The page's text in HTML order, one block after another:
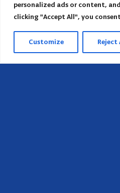
personalized ads or content,
clicking "Accept All", you
Customize Reject